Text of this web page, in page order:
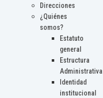
Direcciones
¿Quiénes
somos?
Estatuto
general
Estructura
Administrativa
Identidad
institucional